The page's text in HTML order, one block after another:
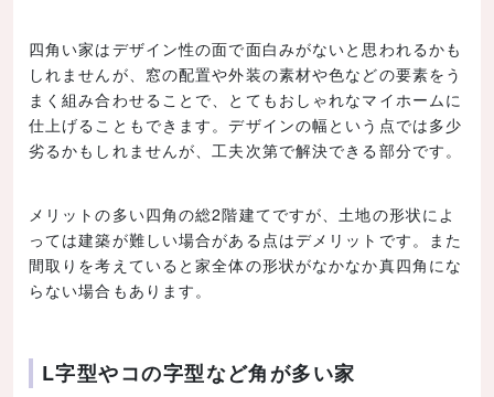
四角い家はデザイン性の面で面白みがないと思われるかも
しれませんが、窓の配置や外装の素材や色などの要素をう
まく組み合わせることで、とてもおしゃれなマイホームに
仕上げることもできます。デザインの幅という点では多少
劣るかもしれませんが、工夫次第で解決できる部分です。
メリットの多い四角の総2階建てですが、土地の形状によ
っては建築が難しい場合がある点はデメリットです。また
間取りを考えていると家全体の形状がなかなか真四角にな
らない場合もあります。
L字型やコの字型など角が多い家